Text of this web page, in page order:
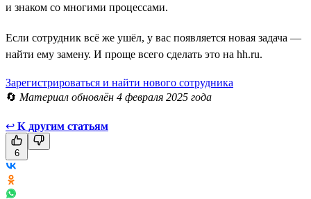
и знаком со многими процессами.
Если сотрудник всё же ушёл, у вас появляется новая задача —
найти ему замену. И проще всего сделать это на hh.ru.
Зарегистрироваться и найти нового сотрудника
🔄 Материал обновлён 4 февраля 2025 года
↩ К другим статьям
6